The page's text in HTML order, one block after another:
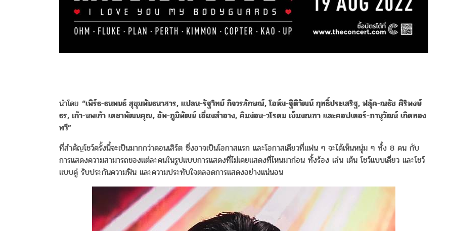
นำโดย “เพิร์ธ-ธนพนธ์ สุขุมพันธนาสาร, แปลน-รัฐวิทย์ กิจวรลักษณ์, โอห์ม-ฐิติวัฒน์ ฤทธิ์ประเสริฐ, ฟลุ้ค-ณธัช ศิริพงษ์
ธร, เก้า-นพเก้า เดชาพัฒนคุณ, อัพ-ภูมิพัฒน์ เอี่ยมสำอาง, คิมม่อน-วโรดม เข็มมณฑา และคอปเตอร์-ภานุวัฒน์ เกิดทอง
ทวี”
ที่สำคัญโชว์ครั้งนี้จะเป็นมากกว่าคอนเสิร์ต ซึ่งอาจเป็นโอกาสแรก และโอกาสเดียวที่แฟน ๆ จะได้เห็นหนุ่ม ๆ ทั้ง 8 คน กับ
การแสดงความสามารถของแต่ละคนในรูปแบบการแสดงที่ไม่เคยแสดงที่ไหนมาก่อน ทั้งร้อง เล่น เต้น โชว์แบบเดี่ยว และโชว์
แบบคู่ รับประกันความฟิน และความประทับใจตลอดการแสดงอย่างแน่นอน